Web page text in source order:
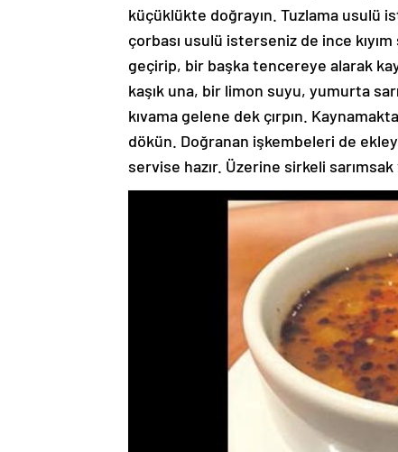
küçüklükte doğrayın. Tuzlama usulü
çorbası usulü isterseniz de ince
geçirip, bir başka tencereye alarak
kaşık una, bir limon suyu, yumurta
kıvama gelene dek çırpın.
dökün. Doğranan işkembeleri de
servise hazır. Üzerine sirkeli